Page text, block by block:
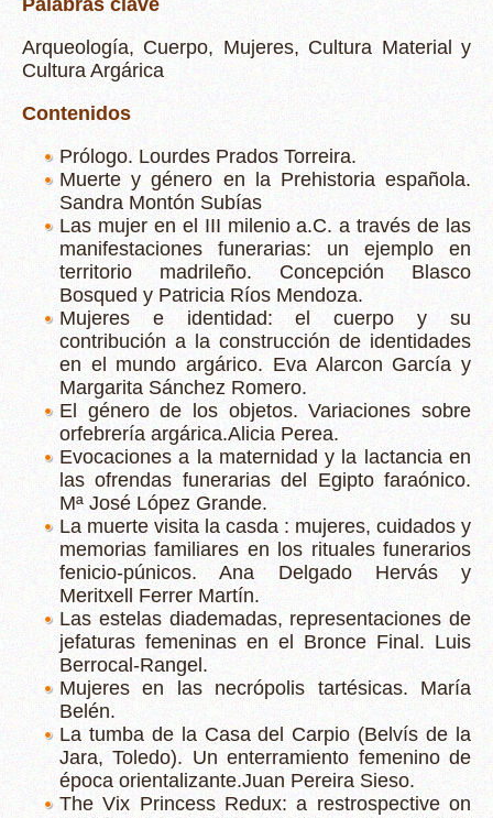
Palabras clave
Arqueología, Cuerpo, Mujeres, Cultura Material y
Cultura Argárica
Contenidos
Prólogo. Lourdes Prados Torreira.
Muerte y género en la Prehistoria española.
Sandra Montón Subías
Las mujer en el III milenio a.C. a través de las
manifestaciones funerarias: un ejemplo en
territorio madrileño. Concepción Blasco
Bosqued y Patricia Ríos Mendoza.
Mujeres e identidad: el cuerpo y su
contribución a la construcción de identidades
en el mundo argárico. Eva Alarcon García y
Margarita Sánchez Romero.
El género de los objetos. Variaciones sobre
orfebrería argárica.Alicia Perea.
Evocaciones a la maternidad y la lactancia en
las ofrendas funerarias del Egipto faraónico.
Mª José López Grande.
La muerte visita la casda : mujeres, cuidados y
memorias familiares en los rituales funerarios
fenicio-púnicos. Ana Delgado Hervás y
Meritxell Ferrer Martín.
Las estelas diademadas, representaciones de
jefaturas femeninas en el Bronce Final. Luis
Berrocal-Rangel.
Mujeres en las necrópolis tartésicas. María
Belén.
La tumba de la Casa del Carpio (Belvís de la
Jara, Toledo). Un enterramiento femenino de
época orientalizante.Juan Pereira Sieso.
The Vix Princess Redux: a restrospective on